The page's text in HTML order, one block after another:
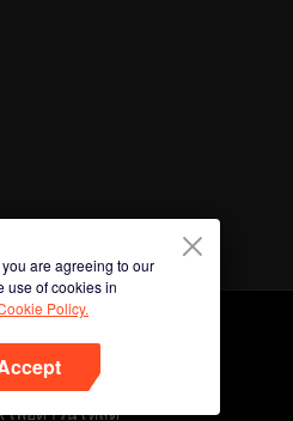
are agreeing to our
use of cookies in
Policy.
เพื่อดาวน์โหลด